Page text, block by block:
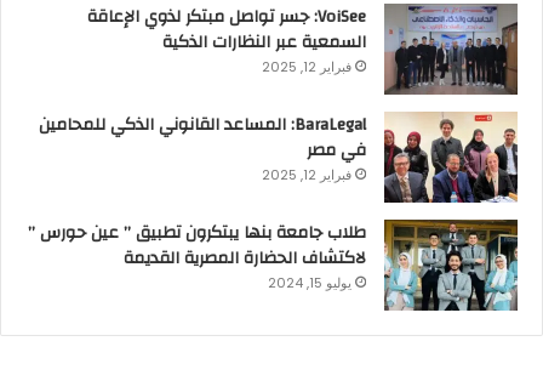
VoiSee: جسر تواصل مبتكر لذوي الإعاقة
السمعية عبر النظارات الذكية
فبراير 12, 2025
BaraLegal: المساعد القانوني الذكي للمحامين
في مصر
فبراير 12, 2025
طلاب جامعة بنها يبتكرون تطبيق ” عين حورس ”
لاكتشاف الحضارة المصرية القديمة
يوليو 15, 2024